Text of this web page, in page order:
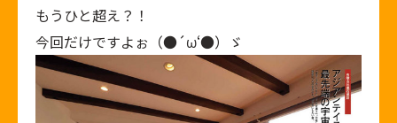
もうひと超え？！
今回だけですよぉ（●´ω‘●）ゞ